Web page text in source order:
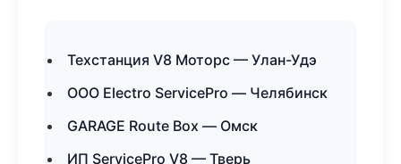
Техстанция V8 Моторс — Улан-Удэ
ООО Electro ServicePro — Челябинск
GARAGE Route Box — Омск
ИП ServicePro V8 — Тверь